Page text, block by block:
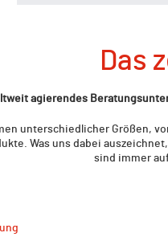
Das
agierendes
unterschiedlicher Größen,
Was uns dabei
sind immer